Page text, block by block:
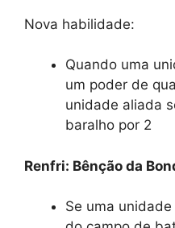
Nova habilidade:
Quando uma
um poder de
unidade aliada
baralho por 2
Renfri: Bênção da
Se uma